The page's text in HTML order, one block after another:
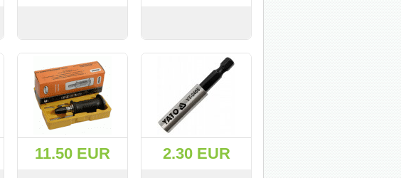
СМОТРЕТЬKУПИТЬ СМОТРЕТЬKУПИТЬ
11.50 EUR 2.30 EUR